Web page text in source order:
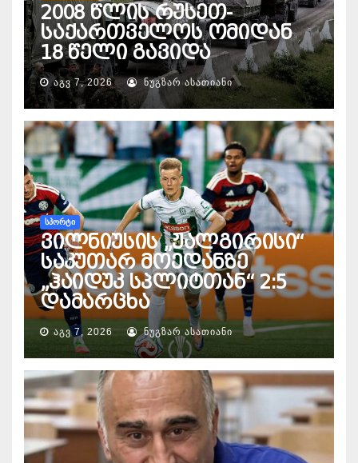
2008 წლის რუსეთ-
საქართველოს ომიდან
18 წელი გავიდა
ᲐᲒᲕ 7, 2026 ᲜᲣᲒᲖᲐᲠ ᲐᲡᲐᲗᲘᲐᲜᲘ
ᲡᲞᲝᲠᲢᲘ
ვილნიუსის „ჟალგირისი“
საკუთარ მოედანზე
„ჰაიდუკ სპლიტთან“ 2:5
დამარცხა
ᲐᲒᲕ 7, 2026 ᲜᲣᲒᲖᲐᲠ ᲐᲡᲐᲗᲘᲐᲜᲘ